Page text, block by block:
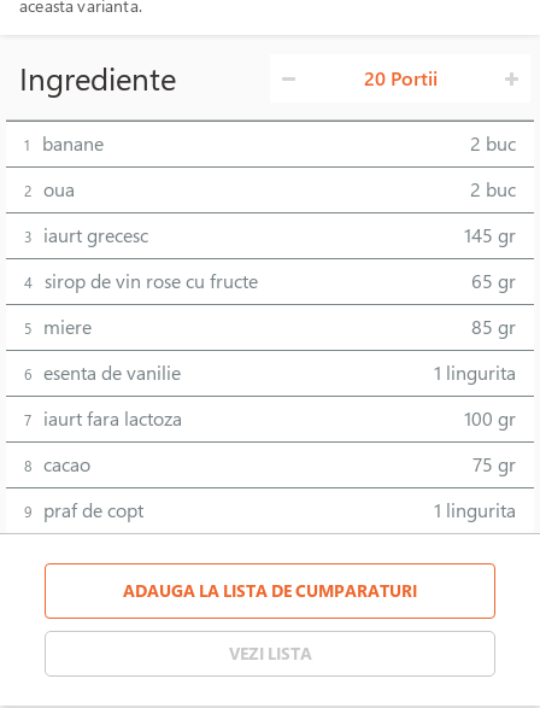
aceasta varianta.
Ingrediente 20 Portii
1 banane 2 buc
2 oua 2 buc
3 iaurt grecesc 145 gr
4 sirop de vin rose cu fructe 65 gr
5 miere 85 gr
6 esenta de vanilie 1 lingurita
7 iaurt fara lactoza 100 gr
8 cacao 75 gr
9 praf de copt 1 lingurita
ADAUGA LA LISTA DE CUMPARATURI
VEZI LISTA